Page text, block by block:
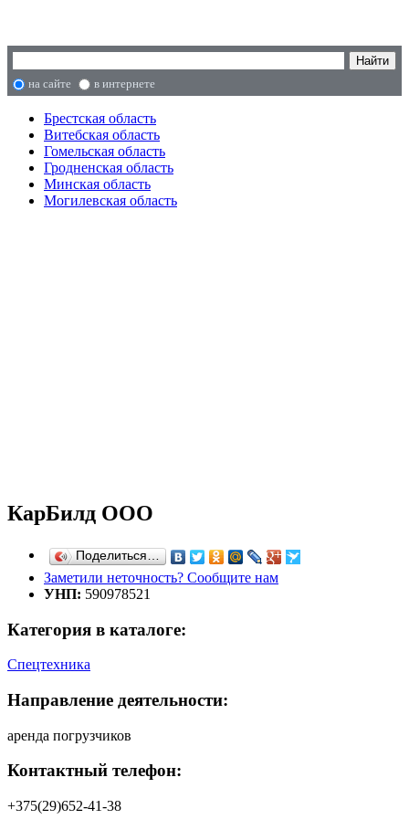
на сайте в интернете
Брестская область
Витебская область
Гомельская область
Гродненская область
Минская область
Могилевская область
КарБилд ООО
Поделиться…
Заметили неточность? Сообщите нам
УНП: 590978521
Категория в каталоге:
Спецтехника
Направление деятельности:
аренда погрузчиков
Контактный телефон:
+375(29)652-41-38